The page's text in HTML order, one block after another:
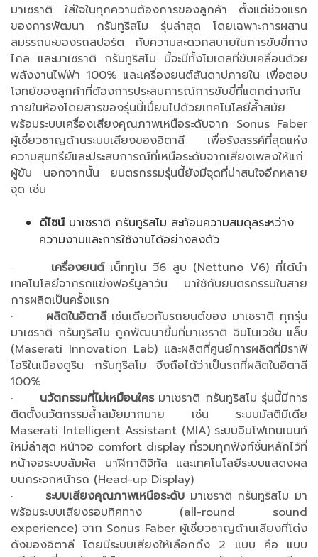
มาเซราติ ใส่ใจในทุกความต้องการของลูกค้า ตั้งแต่ช่วงแรก
ของการพัฒนา กรันทูริสโม รุ่นล่าสุด โดยเฉพาะการผสาน
สมรรถนะของรถสปอร์ต กับความสะดวกสบายในการขับขี่ทาง
ไกล และมาเซราติ กรันทูริสโม นี้จะมีทั้งโมเดลที่ขับเคลื่อนด้วย
พลังงานไฟฟ้า 100% และเครื่องยนต์สันดาปภายใน เพื่อตอบ
โจทย์ของลูกค้าที่ต้องการประสบการณ์การขับขี่ที่แตกต่างกัน
ภายในห้องโดยสารของรุ่นนี้เปี่ยมไปด้วยเทคโนโลยีล้ำสมัย
พร้อมระบบเครื่องเสียงคุณภาพเหนือระดับจาก Sonus Faber
ผู้เชี่ยวชาญด้านระบบเสียงของอิตาลี เพื่อรังสรรค์ที่สุดแห่ง
ความสุนทรีย์และประสบการณ์ที่เหนือระดับจากเสียงเพลงให้แก่
ผู้ขับ นอกจากนั้น ยนตรกรรมรุ่นนี้ยังมีจุดที่น่าสนใจอีกหลาย
จุด เช่น
ดีไซน์มาเซราติ กรันทูริสโม สะท้อนความสมดุลระหว่าง
ความงามและการใช้งานได้อย่างลงตัว
· เครื่องยนต์เน็ททูโน วี6 สูบ (Nettuno V6) ที่ได้นำ
เทคโนโลยีจากรถแข่งฟอร์มูลาวัน มาใช้กับยนตรกรรมในสาย
การผลิตเป็นครั้งแรก
· ผลิตในอิตาลีเช่นเดียวกับรถยนต์ของ มาเซราติ ทุกรุ่น
มาเซราติ กรันทูริสโม ถูกพัฒนาขึ้นที่มาเซราติ อินโนเวชัน แล็บ
(Maserati Innovation Lab) และผลิตที่ศูนย์การผลิตที่มิราฟิ
โอริในเมืองตูริน กรันทูริสโม จึงถือได้ว่าเป็นรถที่ผลิตในอิตาลี
100%
· นวัตกรรมที่ไม่เหมือนใครมาเซราติ กรันทูริสโม รุ่นนี้มีการ
ติดตั้งนวัตกรรมล้ำสมัยมากมาย เช่น ระบบมัลติมีเดีย
Maserati Intelligent Assistant (MIA) ระบบอินโฟเทนเมนท์
ใหม่ล่าสุด หน้าจอ comfort display ที่รวมทุกฟังก์ชั่นหลักไว้ที่
หน้าจอระบบสัมผัส นาฬิกาดิจิทัล และเทคโนโลยีระบบแสดงผล
บนกระจกหน้ารถ (Head-up Display)
· ระบบเสียงคุณภาพเหนือระดับ มาเซราติ กรันทูริสโม มา
พร้อมระบบเสียงรอบทิศทาง (all-round sound
experience) จาก Sonus Faber ผู้เชี่ยวชาญด้านเสียงที่โด่ง
ดังของอิตาลี โดยมีระบบเสียงให้เลือกถึง 2 แบบ คือ แบบ